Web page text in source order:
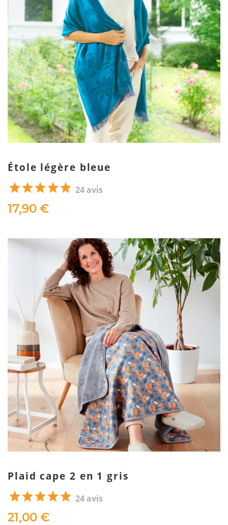
Étole légère bleue
24 avis
17,90 €
Plaid cape 2 en 1 gris
24 avis
21,00 €